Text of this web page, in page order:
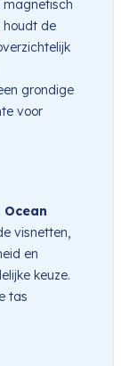
magnetisch
houdt de
grondige
voor
Ocean
visnetten,
en
keuze.
tas